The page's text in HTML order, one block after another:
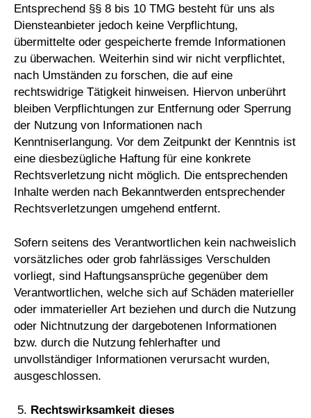
Entsprechend §§ 8 bis 10 TMG besteht für uns als
Diensteanbieter jedoch keine Verpflichtung,
übermittelte oder gespeicherte fremde Informationen
zu überwachen. Weiterhin sind wir nicht verpflichtet,
nach Umständen zu forschen, die auf eine
rechtswidrige Tätigkeit hinweisen. Hiervon unberührt
bleiben Verpflichtungen zur Entfernung oder Sperrung
der Nutzung von Informationen nach
Kenntniserlangung. Vor dem Zeitpunkt der Kenntnis ist
eine diesbezügliche Haftung für eine konkrete
Rechtsverletzung nicht möglich. Die entsprechenden
Inhalte werden nach Bekanntwerden entsprechender
Rechtsverletzungen umgehend entfernt.
Sofern seitens des Verantwortlichen kein nachweislich
vorsätzliches oder grob fahrlässiges Verschulden
vorliegt, sind Haftungsansprüche gegenüber dem
Verantwortlichen, welche sich auf Schäden materieller
oder immaterieller Art beziehen und durch die Nutzung
oder Nichtnutzung der dargebotenen Informationen
bzw. durch die Nutzung fehlerhafter und
unvollständiger Informationen verursacht wurden,
ausgeschlossen.
Rechtswirksamkeit dieses